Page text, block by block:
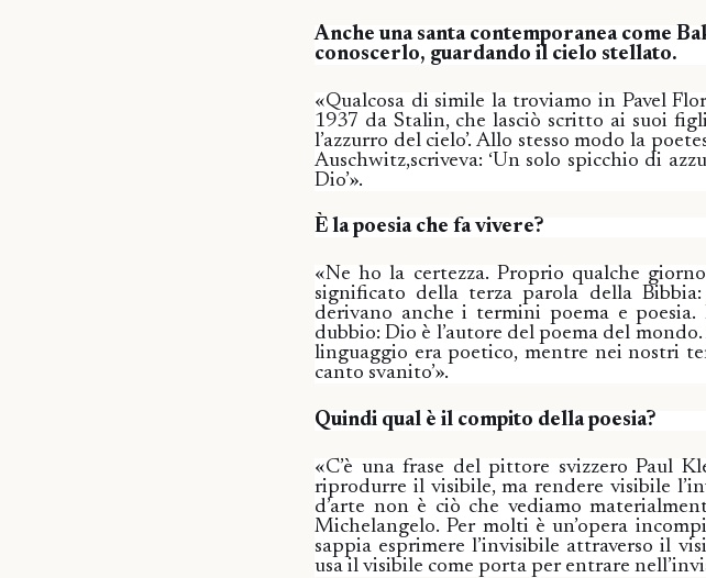
Anche una santa contemporanea come
conoscerlo, guardando il cielo stellato.
«Qualcosa di simile la troviamo in Pavel
1937 da Stalin, che lasciò scritto ai suoi
l’azzurro del cielo’. Allo stesso modo la
Auschwitz,scriveva: ‘Un solo spicchio di
Dio’».
È la poesia che fa vivere?
«Ne ho la certezza. Proprio qualche
significato della terza parola della Bibbia:
derivano anche i termini poema e
dubbio: Dio è l’autore del poema del
linguaggio era poetico, mentre nei nostri
canto svanito’».
Quindi qual è il compito della poesia?
«C’è una frase del pittore svizzero Paul
riprodurre il visibile, ma rendere visibile
d’arte non è ciò che vediamo
Michelangelo. Per molti è un’opera
sappia esprimere l’invisibile attraverso il
usa il visibile come porta per entrare